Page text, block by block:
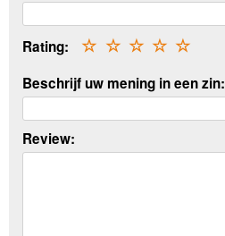
Rating: ☆
☆
☆
☆
☆
Beschrijf uw mening in een zin:
Review: